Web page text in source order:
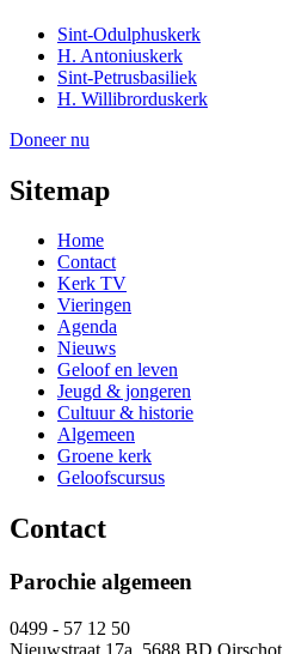
Sint-Odulphuskerk
H. Antoniuskerk
Sint-Petrusbasiliek
H. Willibrorduskerk
Doneer nu
Sitemap
Home
Contact
Kerk TV
Vieringen
Agenda
Nieuws
Geloof en leven
Jeugd & jongeren
Cultuur & historie
Algemeen
Groene kerk
Geloofscursus
Contact
Parochie algemeen
0499 - 57 12 50
Nieuwstraat 17a, 5688 BD Oirschot